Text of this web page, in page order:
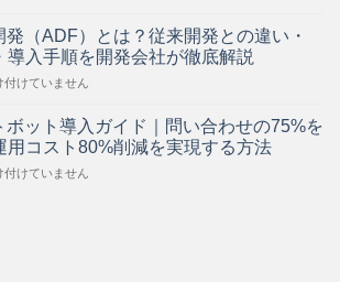
発（ADF）とは？従来開発との違い・
導入手順を開発会社が徹底解説
付けていません
ボット導入ガイド｜問い合わせの75%を
用コスト80%削減を実現する方法
付けていません